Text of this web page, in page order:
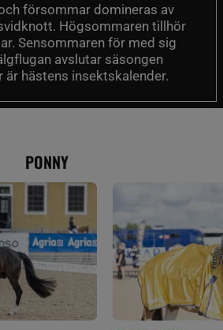
försommar domineras av
Högsommaren tillhör
Sensommaren för med sig
avslutar säsongen
är hästens insektskalender.
PONNY